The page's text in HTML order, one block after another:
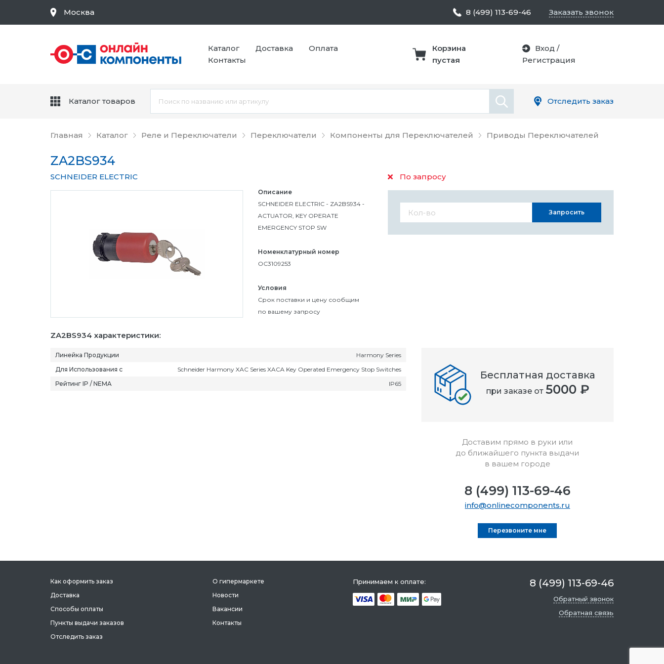
Главная Каталог Реле и Переключатели Переключатели Компоненты для Переключателей Приводы Переключателей
ZA2BS934
SCHNEIDER ELECTRIC По запросу
Описание
SCHNEIDER ELECTRIC - ZA2BS934 -
ACTUATOR, KEY OPERATE
EMERGENCY STOP SW
Номенклатурный номер
OC3109253
Условия
Cрок поставки и цену сообщим
по вашему запросу
Запросить
ZA2BS934 характеристики:
Линейка Продукции
Harmony Series
Для Использования с
Schneider Harmony XAC Series XACA Key Operated Emergency Stop Switches
Рейтинг IP / NEMA
IP65
Бесплатная доставка
при заказе от 5000 ₽
Доставим прямо в руки или
до ближайшего пункта выдачи
в вашем городе
8 (499) 113-69-46
info@onlinecomponents.ru
Перезвоните мне
Москва 8 (499) 113-69-46 Заказать звонок
Каталог Доставка
Оплата
Контакты
Корзина
пустая
Вход /
Регистрация
Каталог товаров Отследить заказ
Как оформить заказ
Доставка
Способы оплаты
Пункты выдачи заказов
Отследить заказ
О гипермаркете
Новости
Вакансии
Контакты
Принимаем к оплате: 8 (499) 113-69-46
Обратный звонок
Обратная связь